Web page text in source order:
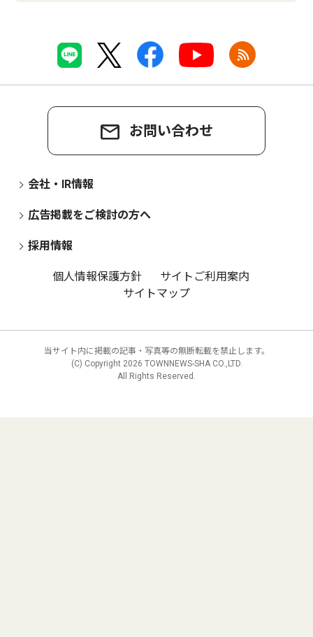
お問い合わせ
会社・IR情報
広告掲載をご検討の方へ
採用情報
個人情報保護方針
サイトご利用案内
サイトマップ
当サイト内に掲載の記事・写真等の無断転載を禁止します。
(C) Copyright 2026 TOWNNEWS-SHA CO.,LTD.
All Rights Reserved.